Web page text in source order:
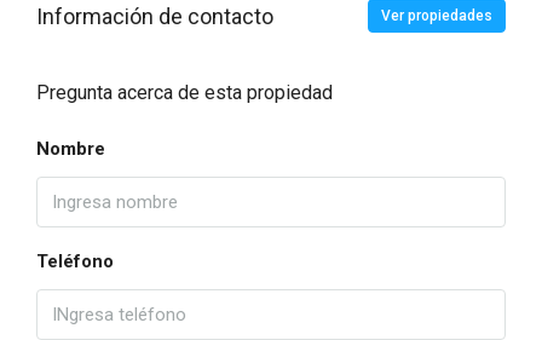
Información de contacto Ver propiedades
Pregunta acerca de esta propiedad
Nombre
Teléfono